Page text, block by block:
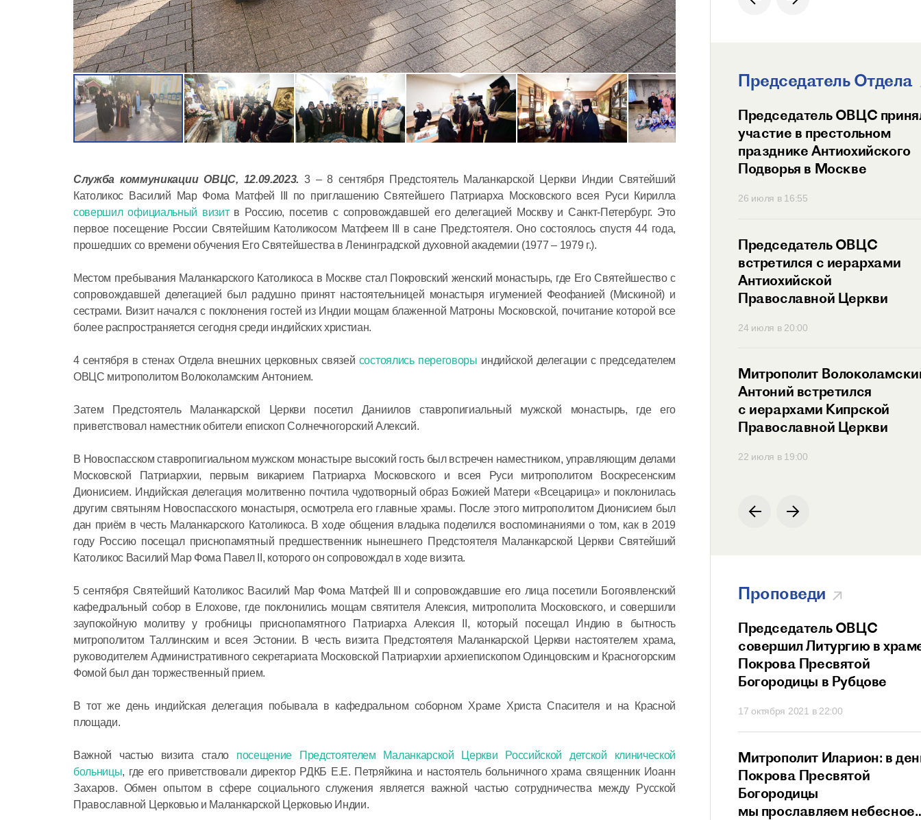
Служба коммуникации ОВЦС, 12.09.2023. 3 – 8 сентября Предстоятель Маланкарской Церкви Индии Святейший
Католикос Василий Мар Фома Матфей III по приглашению Святейшего Патриарха Московского всея Руси Кирилла
совершил официальный визитв Россию, посетив с сопровождавшей его делегацией Москву и Санкт-Петербург. Это
первое посещение России Святейшим Католикосом Матфеем III в сане Предстоятеля. Оно состоялось спустя 44 года,
прошедших со времени обучения Его Святейшества в Ленинградской духовной академии (1977 – 1979 г.).
Местом пребывания Маланкарского Католикоса в Москве стал Покровский женский монастырь, где Его Святейшество с
сопровождавшей делегацией был радушно принят настоятельницей монастыря игуменией Феофанией (Мискиной) и
сестрами. Визит начался с поклонения гостей из Индии мощам блаженной Матроны Московской, почитание которой все
более распространяется сегодня среди индийских христиан.
4 сентября в стенах Отдела внешних церковных связей состоялись переговоры индийской делегации с председателем
ОВЦС митрополитом Волоколамским Антонием.
Затем Предстоятель Маланкарской Церкви посетил Даниилов ставропигиальный мужской монастырь, где его
приветствовал наместник обители епископ Солнечногорский Алексий.
В Новоспасском ставропигиальном мужском монастыре высокий гость был встречен наместником, управляющим делами
Московской Патриархии, первым викарием Патриарха Московского и всея Руси митрополитом Воскресенским
Дионисием. Индийская делегация молитвенно почтила чудотворный образ Божией Матери «Всецарица» и поклонилась
другим святыням Новоспасского монастыря, осмотрела его главные храмы. После этого митрополитом Дионисием был
дан приём в честь Маланкарского Католикоса. В ходе общения владыка поделился воспоминаниями о том, как в 2019
году Россию посещал приснопамятный предшественник нынешнего Предстоятеля Маланкарской Церкви Святейший
Католикос Василий Мар Фома Павел II, которого он сопровождал в ходе визита.
5 сентября Святейший Католикос Василий Мар Фома Матфей III и сопровождавшие его лица посетили Богоявленский
кафедральный собор в Елохове, где поклонились мощам святителя Алексия, митрополита Московского, и совершили
заупокойную молитву у гробницы приснопамятного Патриарха Алексия II, который посещал Индию в бытность
митрополитом Таллинским и всея Эстонии. В честь визита Предстоятеля Маланкарской Церкви настоятелем храма,
руководителем Административного секретариата Московской Патриархии архиепископом Одинцовским и Красногорским
Фомой был дан торжественный прием.
В тот же день индийская делегация побывала в кафедральном соборном Храме Христа Спасителя и на Красной
площади.
Важной частью визита стало посещение Предстоятелем Маланкарской Церкви Российской детской клинической
больницы, где его приветствовали директор РДКБ Е.Е. Петряйкина и настоятель больничного храма священник Иоанн
Захаров. Обмен опытом в сфере социального служения является важной частью сотрудничества между Русской
Православной Церковью и Маланкарской Церковью Индии.
Председатель Отдела
Митрополит Волоколамский
Антоний возглавил
Сербской Православной
Церкви
12 июля в 14:45
Председатель ОВЦС провел
Суверенного Мальтийского
Ордена в России
секретарем
языку
06 июля в 12:00
Председатель ОВЦС
участие в престольном
празднике Антиохийского
Подворья в Москве
26 июля в 16:55
Председатель ОВЦС
встретился с иерархами
Антиохийской
Православной Церкви
24 июля в 20:00
Митрополит
Антоний встретился
с иерархами Кипрской
Православной Церкви
22 июля в 19:00
Проповеди
Церковь прославляет всех
мучеников и исповедников
за имя Христово
07 февраля 2021 в 21:20
Митрополит Иларион:
Без наших собственных
усилий Бог не сможет
Председатель ОВЦС
совершил Литургию в
Покрова Пресвятой
Богородицы в Рубцове
17 октября 2021 в 22:00
Митрополит Иларион: в
Покрова Пресвятой
Богородицы
мы прославляем небесное